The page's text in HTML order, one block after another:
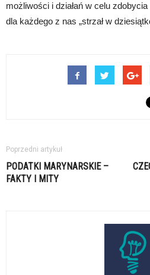
możliwości i działań w celu
dla każdego z nas „strzał w
Poprzedni artykuł
PODATKI MARYNARSKIE –
FAKTY I MITY